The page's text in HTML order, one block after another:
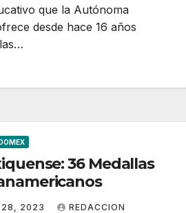
que la Autónoma
desde hace 16 años
36 Medallas
28, 2023 REDACCION